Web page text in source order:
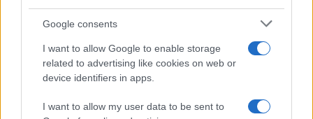
Google consents
I want to allow Google to enable storage
related to advertising like cookies on web or
device identifiers in apps.
I want to allow my user data to be sent to